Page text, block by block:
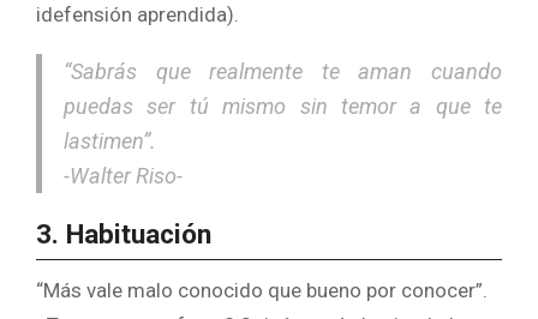
idefensión aprendida).
“Sabrás que realmente te aman cuando
puedas ser tú mismo sin temor a que te
lastimen”.
-Walter Riso-
3. Habituación
“Más vale malo conocido que bueno por conocer”.